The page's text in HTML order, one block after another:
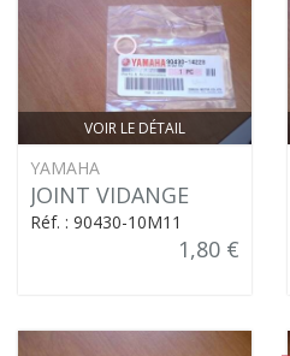
VOIR LE DÉTAIL
YAMAHA
JOINT VIDANGE
Réf. : 90430-10M11
1,80 €